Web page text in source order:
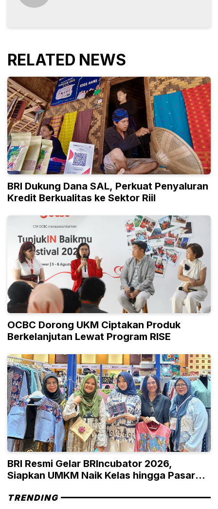
RELATED NEWS
BRI Dukung Dana SAL, Perkuat Penyaluran
Kredit Berkualitas ke Sektor Riil
OCBC Dorong UKM Ciptakan Produk
Berkelanjutan Lewat Program RISE
BRI Resmi Gelar BRIncubator 2026,
Siapkan UMKM Naik Kelas hingga Pasar
TRENDING